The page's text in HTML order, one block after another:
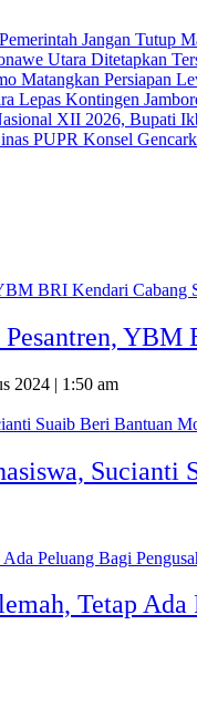
XII 2026, Bupati
2024 | 1:50 am
Sucianti
Tetap Ada